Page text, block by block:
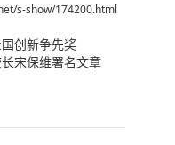
s-show/174200.html
创新争先奖
宋保维署名文章